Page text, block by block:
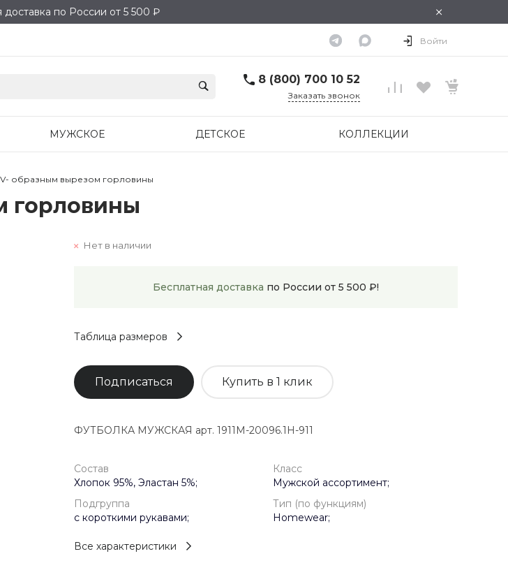
доставка по России от 5 500 ₽ ×
Войти
8 (800) 700 10 52
Заказать звонок
МУЖСКОЕ ДЕТСКОЕ КОЛЛЕКЦИИ
образным вырезом горловины
горловины
Нет в наличии
Бесплатная доставка по России от 5 500 ₽!
Таблица размеров
Подписаться Купить в 1 клик
ФУТБОЛКА МУЖСКАЯ арт. 1911M-20096.1H-911
Состав
Хлопок 95%, Эластан 5%;
Класс
Мужской ассортимент;
Подгруппа
с короткими рукавами;
Тип (по функциям)
Homewear;
Все характеристики